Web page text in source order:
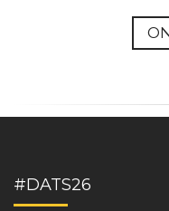
#DATS26